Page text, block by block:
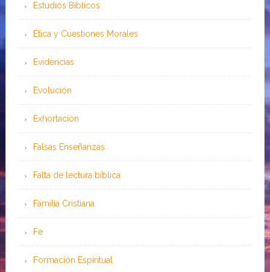
Estudios Bíblicos
Ética y Cuestiones Morales
Evidencias
Evolución
Exhortación
Falsas Enseñanzas
Falta de lectura bíblica
Familia Cristiana
Fe
Formación Espiritual